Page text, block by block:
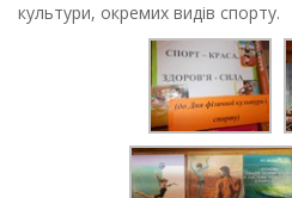
культури, окремих видів спорту.